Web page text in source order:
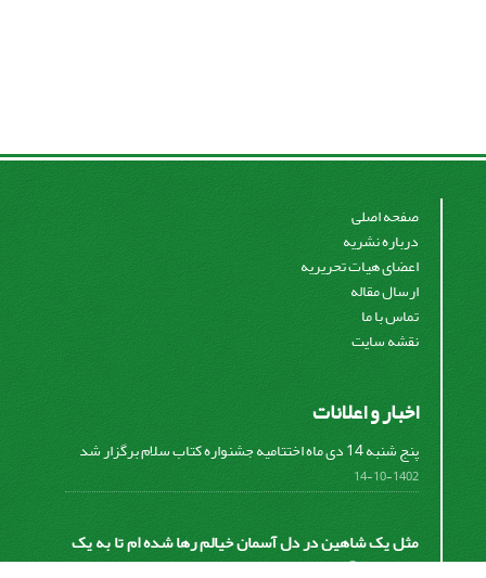
صفحه اصلی
درباره نشریه
اعضای هیات تحریریه
ارسال مقاله
تماس با ما
نقشه سایت
اخبار و اعلانات
پنج شنبه 14 دی ماه اختتامیه جشنواره کتاب سلام برگزار شد
1402-10-14
مثل یک شاهین در دل آسمان خیالم رها شده ام تا به یک
نقطه ای از آسمان دست پیدا کنم تا نقطه شروع من برای